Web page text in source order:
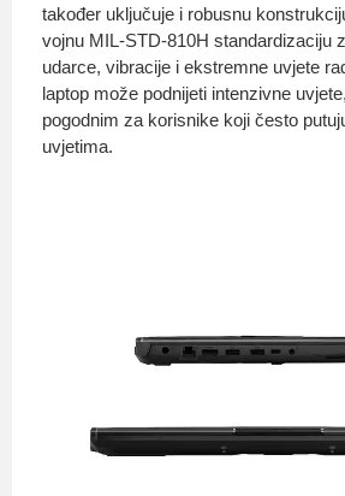
također uključuje i robusnu
vojnu MIL-STD-810H standardizaciju
udarce, vibracije i ekstremne uvjete
laptop može podnijeti intenzivne
pogodnim za korisnike koji često
uvjetima.
Uvjeti